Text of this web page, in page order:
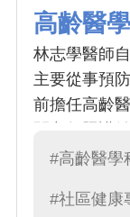
高齡醫
林志學醫師
主要從事預
前擔任高齡
院取得台灣
優良獎榮譽
#高齡醫學
#社區健康